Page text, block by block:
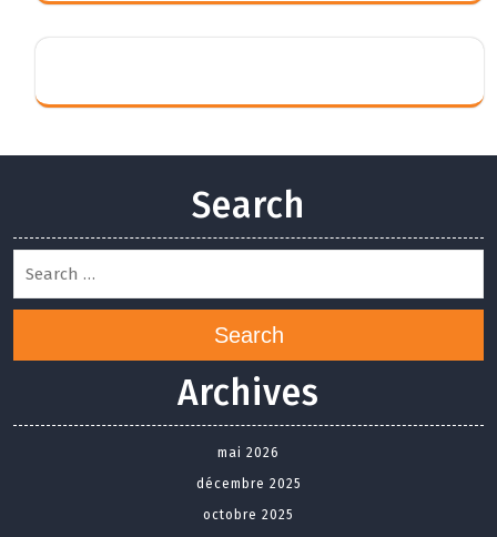
Search
Search
Archives
mai 2026
décembre 2025
octobre 2025